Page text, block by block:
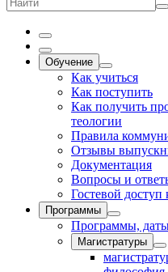
Обучение
Как учиться
Как поступить
Как получить
теологии
Правила
Отзывы
Документация
Вопросы и
Гостевой
Программы
Программы,
Магистратуры